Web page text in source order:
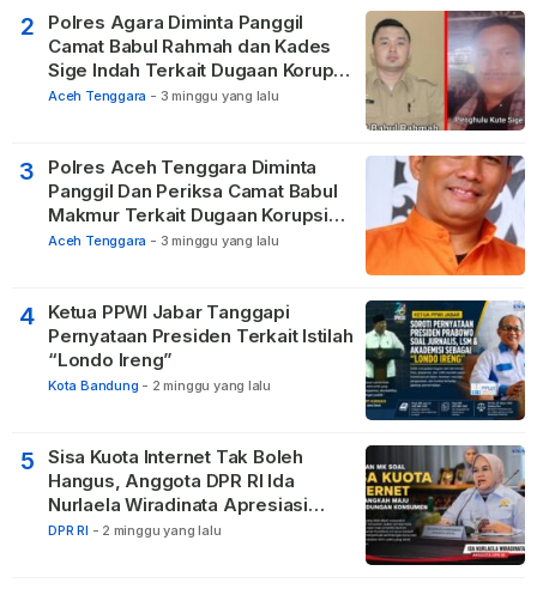
2
Polres Agara Diminta Panggil
Camat Babul Rahmah dan Kades
Sige Indah Terkait Dugaan Korupsi
Dana Desa
Aceh Tenggara - 3 minggu yang lalu
3
Polres Aceh Tenggara Diminta
Panggil Dan Periksa Camat Babul
Makmur Terkait Dugaan Korupsi
DD di 20 Desa
Aceh Tenggara - 3 minggu yang lalu
4
Ketua PPWI Jabar Tanggapi
Pernyataan Presiden Terkait Istilah
“Londo Ireng”
Kota Bandung - 2 minggu yang lalu
5
Sisa Kuota Internet Tak Boleh
Hangus, Anggota DPR RI Ida
Nurlaela Wiradinata Apresiasi
Putusan MK
DPR RI - 2 minggu yang lalu